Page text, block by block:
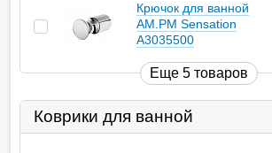
Крючок для ванной
AM.PM Sensation
A3035500
Еще 5 товаров
Коврики для ванной